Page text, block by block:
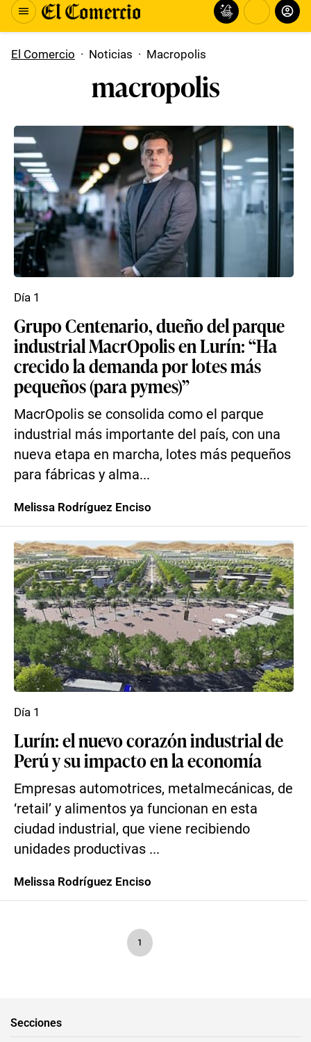
El Comercio · Noticias · Macropolis
macropolis
Grupo Centenario, dueño del parque
industrial MacrOpolis en Lurín: “Ha
crecido la demanda por lotes más
pequeños (para pymes)”
MacrOpolis se consolida como el parque
industrial más importante del país, con una
nueva etapa en marcha, lotes más pequeños
para fábricas y alma...
Día 1
Melissa Rodríguez Enciso
Lurín: el nuevo corazón industrial de
Perú y su impacto en la economía
Empresas automotrices, metalmecánicas, de
‘retail’ y alimentos ya funcionan en esta
ciudad industrial, que viene recibiendo
unidades productivas ...
Día 1
Melissa Rodríguez Enciso
1
Secciones